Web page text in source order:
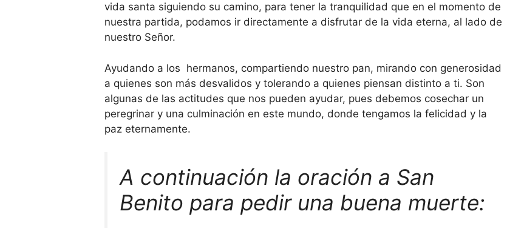
vida santa siguiendo su camino, para tener la tranquilidad que en el momento de
nuestra partida, podamos ir directamente a disfrutar de la vida eterna, al lado de
nuestro Señor.
Ayudando a los hermanos, compartiendo nuestro pan, mirando con generosidad
a quienes son más desvalidos y tolerando a quienes piensan distinto a ti. Son
algunas de las actitudes que nos pueden ayudar, pues debemos cosechar un
peregrinar y una culminación en este mundo, donde tengamos la felicidad y la
paz eternamente.
A continuación la oración a San
Benito para pedir una buena muerte: